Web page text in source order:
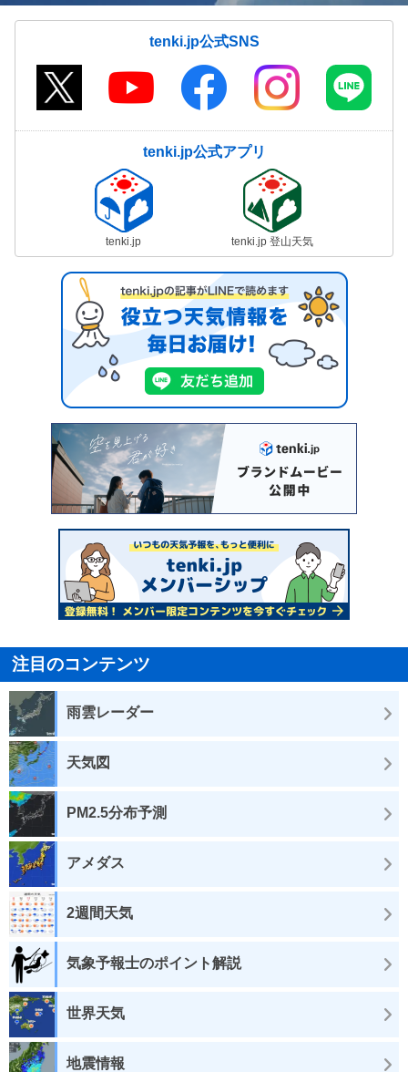
tenki.jp公式SNS
tenki.jp公式アプリ
tenki.jp tenki.jp 登山天気
注目のコンテンツ
雨雲レーダー
天気図
PM2.5分布予測
アメダス
2週間天気
気象予報士のポイント解説
世界天気
地震情報